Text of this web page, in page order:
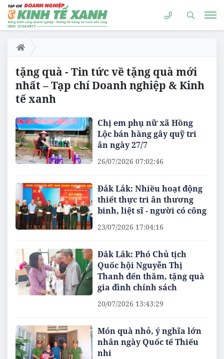
tặng quà - Tin tức về tặng quà mới
nhất – Tạp chí Doanh nghiệp & Kinh
tế xanh
Chị em phụ nữ xã Hồng
Lộc bán hàng gây quỹ tri
ân ngày 27/7
26/07/2026 07:02:46
Đắk Lắk: Nhiều hoạt động
thiết thực tri ân thương
binh, liệt sĩ - người có công
23/07/2026 17:04:16
Đắk Lắk: Phó Chủ tịch
Quốc hội Nguyễn Thị
Thanh đến thăm, tặng quà
gia đình chính sách
20/07/2026 13:43:29
Món quà nhỏ, ý nghĩa lớn
nhân ngày Quốc tế Thiếu
nhi